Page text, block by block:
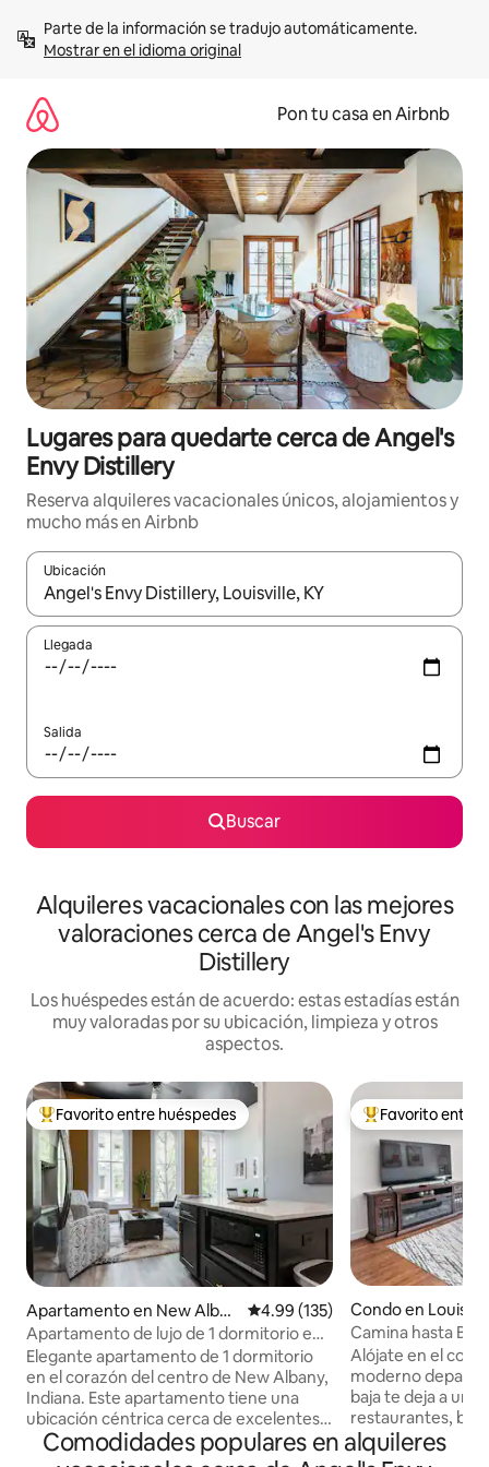
contenidoMostrar en el idioma original
Pon tu casa en Airbnb
Lugares para quedarte cerca de Angel's
Envy Distillery
Reserva alquileres vacacionales únicos, alojamientos y
mucho más en Airbnb
Ubicación
Cuando los resultados estén disponibles, navega con las
Llegada
Salida
Buscar
Alquileres vacacionales con las mejores
valoraciones cerca de Angel's Envy
Distillery
Los huéspedes están de acuerdo: estas estadías están
muy valoradas por su ubicación, limpieza y otros
aspectos.
Favorito entre huéspedes preferido
Favorito entre huéspedes
Apartamento en New Alban
y
Calificación promedio: 4.99 de
4.99 (135)
Apartamento de lujo de 1 dormitorio en
el centro cerca de Louisville KY
Elegante apartamento de 1 dormitorio
en el corazón del centro de New Albany,
Indiana. Este apartamento tiene una
ubicación céntrica cerca de excelentes
tiendas y fantásticos restaurantes en el
centro de New Albany, todo a poca
Favorito entre
Favorito entre
Condo en
Camina hasta
NULU |
Alójate en el
moderno
baja te deja a
restaurantes,
tiendas locales de
hasta tus
Comodidades populares en alquileres